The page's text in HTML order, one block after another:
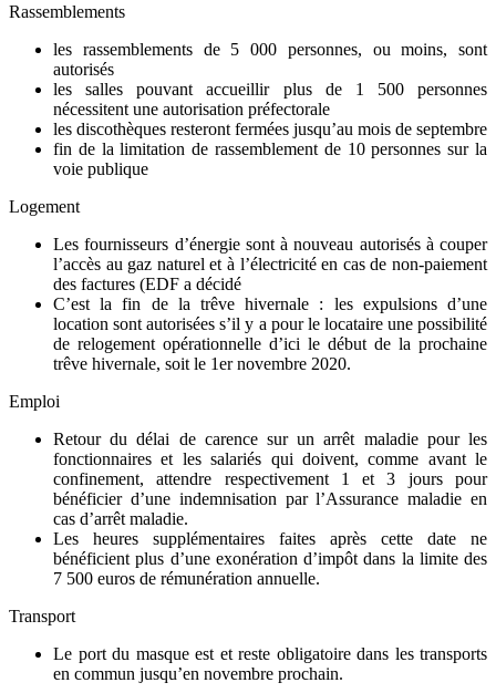
Rassemblements
les rassemblements de 5 000 personnes, ou moins, sont
autorisés
les salles pouvant accueillir plus de 1 500 personnes
nécessitent une autorisation préfectorale
les discothèques resteront fermées jusqu’au mois de septembre
fin de la limitation de rassemblement de 10 personnes sur la
voie publique
Logement
Les fournisseurs d’énergie sont à nouveau autorisés à couper
l’accès au gaz naturel et à l’électricité en cas de non-paiement
des factures (EDF a décidé
C’est la fin de la trêve hivernale : les expulsions d’une
location sont autorisées s’il y a pour le locataire une possibilité
de relogement opérationnelle d’ici le début de la prochaine
trêve hivernale, soit le 1er novembre 2020.
Emploi
Retour du délai de carence sur un arrêt maladie pour les
fonctionnaires et les salariés qui doivent, comme avant le
confinement, attendre respectivement 1 et 3 jours pour
bénéficier d’une indemnisation par l’Assurance maladie en
cas d’arrêt maladie.
Les heures supplémentaires faites après cette date ne
bénéficient plus d’une exonération d’impôt dans la limite des
7 500 euros de rémunération annuelle.
Transport
Le port du masque est et reste obligatoire dans les transports
en commun jusqu’en novembre prochain.